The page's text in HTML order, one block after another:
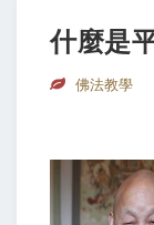
什麼是
佛法教學